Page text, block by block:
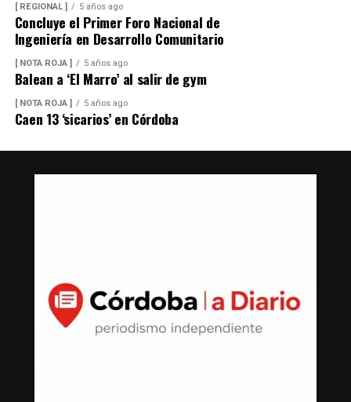
[ REGIONAL ] 5 años ago
Concluye el Primer Foro Nacional de
Ingeniería en Desarrollo Comunitario
[ NOTA ROJA ] 5 años ago
Balean a ‘El Marro’ al salir de gym
[ NOTA ROJA ] 5 años ago
Caen 13 ‘sicarios’ en Córdoba